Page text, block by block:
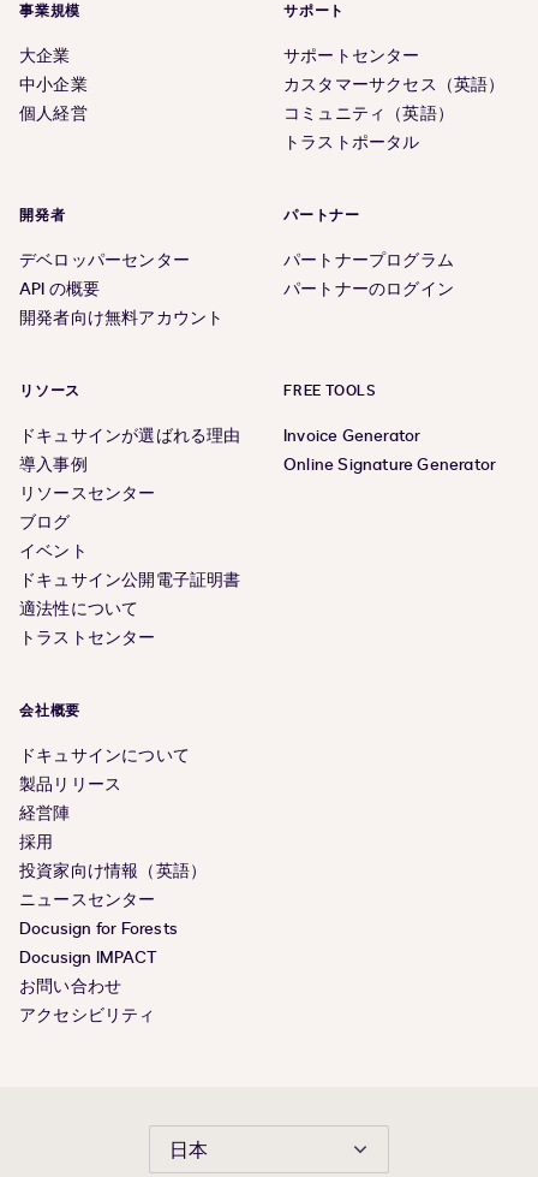
事業規模
大企業
中小企業
個人経営
サポート
サポートセンター
カスタマーサクセス（英語）
コミュニティ（英語）
トラストポータル
開発者
デベロッパーセンター
API の概要
開発者向け無料アカウント
パートナー
パートナープログラム
パートナーのログイン
リソース
ドキュサインが選ばれる理由
導入事例
リソースセンター
ブログ
イベント
ドキュサイン公開電子証明書
適法性について
トラストセンター
FREE TOOLS
Invoice Generator
Online Signature Generator
会社概要
ドキュサインについて
製品リリース
経営陣
採用
投資家向け情報（英語）
ニュースセンター
Docusign for Forests
Docusign IMPACT
お問い合わせ
アクセシビリティ
日本